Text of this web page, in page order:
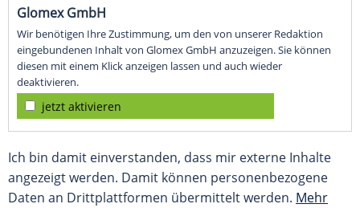
Glomex GmbH
Wir benötigen Ihre Zustimmung, um den von unserer Redaktion
eingebundenen Inhalt von Glomex GmbH anzuzeigen. Sie können
diesen mit einem Klick anzeigen lassen und auch wieder
deaktivieren.
jetzt aktivieren
Ich bin damit einverstanden, dass mir externe Inhalte
angezeigt werden. Damit können personenbezogene
Daten an Drittplattformen übermittelt werden. Mehr